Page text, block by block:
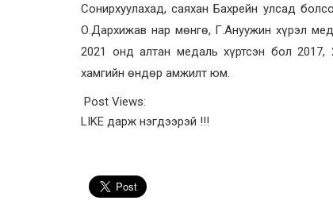
Сонирхуулахад, саяхан Бахрейн улсад
О.Дархижав нар мөнгө, Г.Ануужин хүрэл
2021 онд алтан медаль хүртсэн бол
хамгийн өндөр амжилт юм.
Post Views:
LIKE дарж нэгдээрэй !!!